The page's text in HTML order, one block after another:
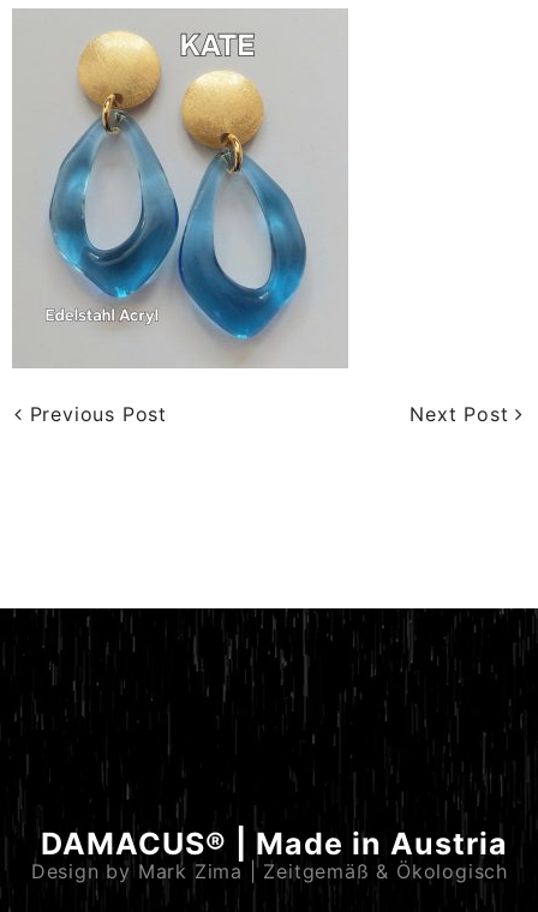
Previous Post Next Post
DAMACUS® | Made in Austria
Design by Mark Zima | Zeitgemäß & Ökologisch